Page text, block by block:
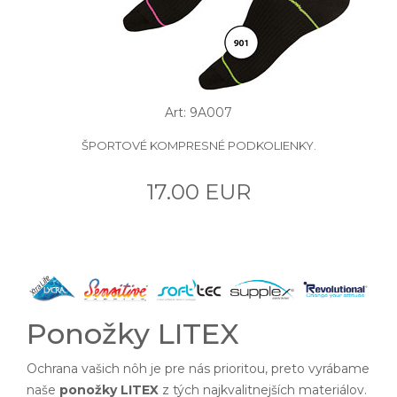
Art: 9A007
ŠPORTOVÉ KOMPRESNÉ PODKOLIENKY.
17.00 EUR
Ponožky LITEX
Ochrana vašich nôh je pre nás prioritou, preto vyrábame
naše ponožky LITEX z tých najkvalitnejších materiálov.